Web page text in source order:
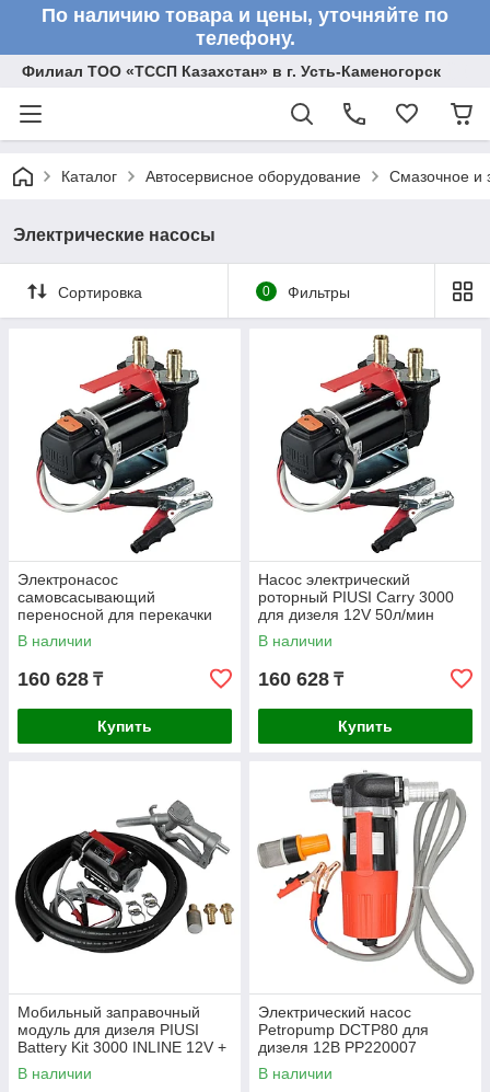
По наличию товара и цены, уточняйте по
телефону.
Филиал ТОО «ТССП Казахстан» в г. Усть-Каменогорск
Каталог Автосервисное оборудование Смазочное и
Электрические насосы
Сортировка 0 Фильтры
Электронасос
самовсасывающий
переносной для перекачки
дизельного топлива PIUSI
Carry 3000 Inline 24V 50л/мин
В наличии
160 628 ₸
Купить
Насос электрический
роторный PIUSI Carry 3000
для дизеля 12V 50л/мин
F0022300C
В наличии
160 628 ₸
Купить
Мобильный заправочный
модуль для дизеля PIUSI
Battery Kit 3000 INLINE 12V +
мех. пистолет 50л/мин
F00225410
В наличии
Электрический насос
Petropump DCTP80 для
дизеля 12В PP220007
В наличии